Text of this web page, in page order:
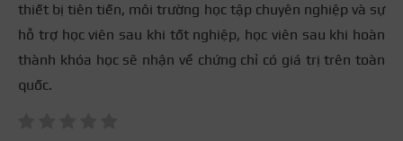
thiết bị tiên tiến, môi trường học tập chuyên nghiệp và sự
hỗ trợ học viên sau khi tốt nghiệp, học viên sau khi hoàn
thành khóa học sẽ nhận về chứng chỉ có giá trị trên toàn
quốc.